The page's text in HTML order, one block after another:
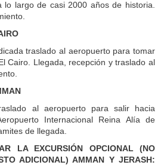
lo largo de casi 2000 años de historia.
traslado al aeropuerto para tomar
Cairo. Llegada, recepción y traslado al
al aeropuerto para salir hacia
Internacional Reina Alía de
de llegada.
LA EXCURSIÓN OPCIONAL (NO
ADICIONAL) AMMAN Y JERASH: